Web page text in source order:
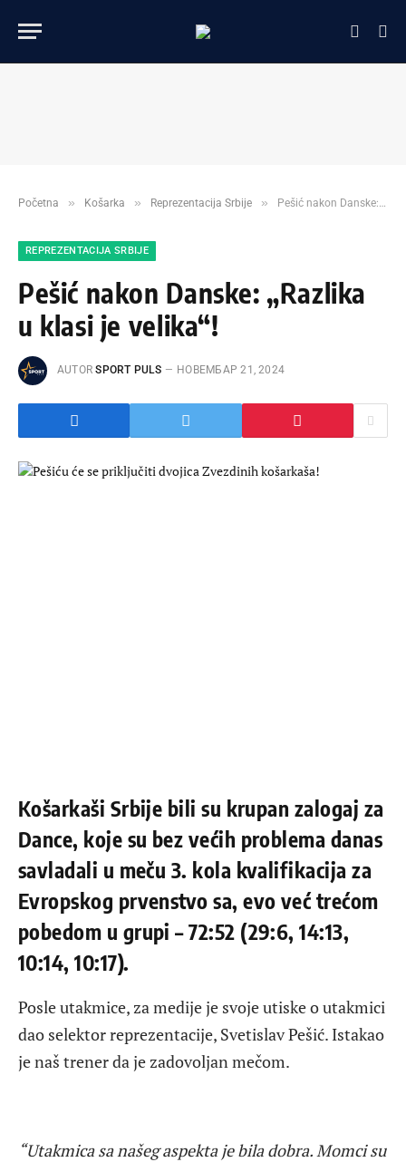
Početna » Košarka » Reprezentacija Srbije » Pešić nakon Danske: „Razlika u klasi je velika“!
REPREZENTACIJA SRBIJE
Pešić nakon Danske: „Razlika
u klasi je velika“!
AUTOR SPORT PULS НОВЕМБАР 21, 2024
Košarkaši Srbije bili su krupan zalogaj za
Dance, koje su bez većih problema danas
savladali u meču 3. kola kvalifikacija za
Evropskog prvenstvo sa, evo već trećom
pobedom u grupi – 72:52 (29:6, 14:13,
10:14, 10:17).
Posle utakmice, za medije je svoje utiske o utakmici
dao selektor reprezentacije, Svetislav Pešić. Istakao
je naš trener da je zadovoljan mečom.
“Utakmica sa našeg aspekta je bila dobra. Momci su